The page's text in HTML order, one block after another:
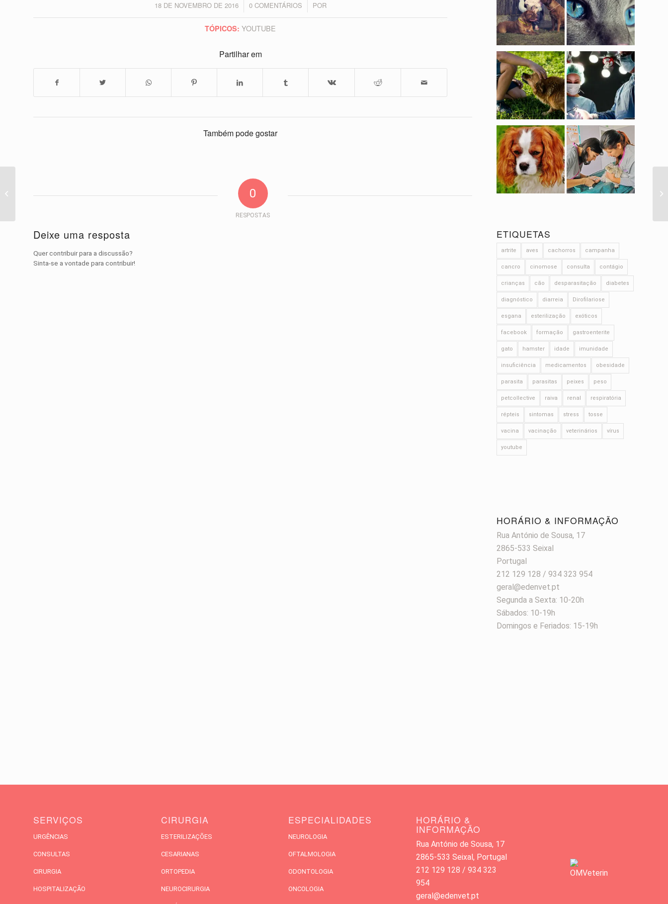
18 DE NOVEMBRO DE 2016
/ 0 COMENTÁRIOS
/ POR
TÓPICOS: YOUTUBE
Partilhar em
Também pode gostar
0
RESPOSTAS
Deixe uma resposta
Quer contribuir para a discussão?
Sinta-se a vontade para contribuir!
ETIQUETAS
artrite aves cachorros campanha
cancro cinomose consulta contágio
crianças cão desparasitação diabetes
diagnóstico diarreia Dirofilariose
esgana esterilização exóticos
facebook formação gastroenterite
gato hamster idade imunidade
insuficiência medicamentos obesidade
parasita parasitas peixes peso
petcollective raiva renal respiratória
répteis sintomas stress tosse
vacina vacinação veterinários vírus
youtube
HORÁRIO & INFORMAÇÃO
Rua António de Sousa, 17
2865-533 Seixal
Portugal
212 129 128 / 934 323 954
geral@edenvet.pt
Segunda a Sexta: 10-20h
Sábados: 10-19h
Domingos e Feriados: 15-19h
SERVIÇOS
URGÊNCIAS
CONSULTAS
CIRURGIA
HOSPITALIZAÇÃO
CIRURGIA
ESTERILIZAÇÕES
CESARIANAS
ORTOPEDIA
NEUROCIRURGIA
ESPECIALIDADES
NEUROLOGIA
OFTALMOLOGIA
ODONTOLOGIA
ONCOLOGIA
HORÁRIO &
INFORMAÇÃO
Rua António de Sousa, 17
2865-533 Seixal, Portugal
212 129 128 / 934 323
954
geral@edenvet.pt